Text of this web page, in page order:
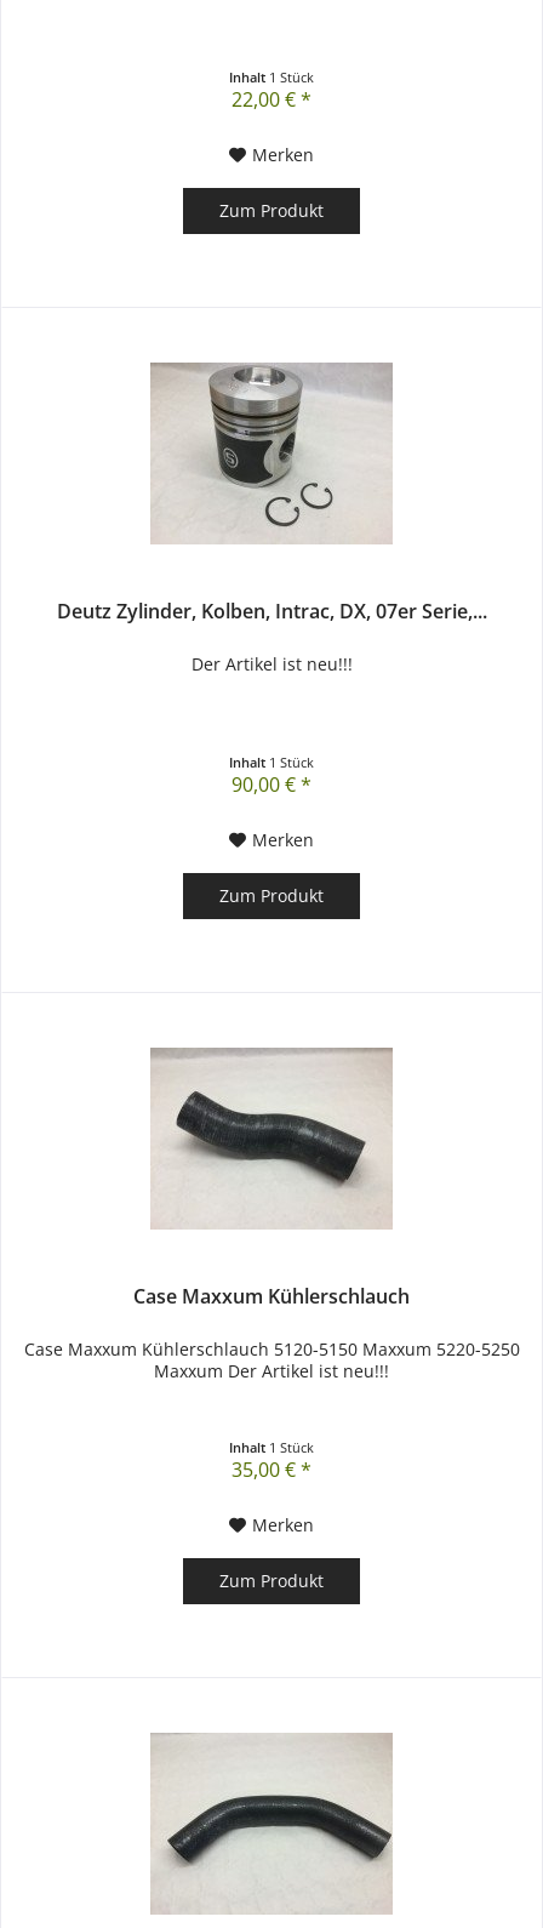
Inhalt 1 Stück
22,00 € *
Merken
Zum Produkt
Deutz Zylinder, Kolben, Intrac, DX, 07er Serie,...
Der Artikel ist neu!!!
Inhalt 1 Stück
90,00 € *
Merken
Zum Produkt
Case Maxxum Kühlerschlauch
Case Maxxum Kühlerschlauch 5120-5150 Maxxum 5220-5250
Maxxum Der Artikel ist neu!!!
Inhalt 1 Stück
35,00 € *
Merken
Zum Produkt